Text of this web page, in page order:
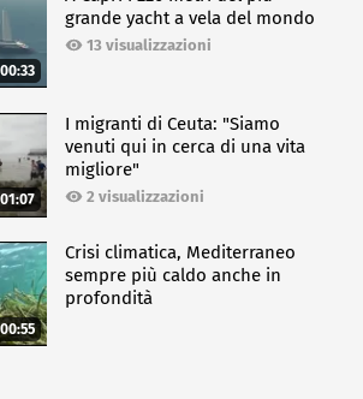
00:33
grande yacht a vela del mondo
13 visualizzazioni
01:07
I migranti di Ceuta: "Siamo
venuti qui in cerca di una vita
migliore"
2 visualizzazioni
00:55
Crisi climatica, Mediterraneo
sempre più caldo anche in
profondità